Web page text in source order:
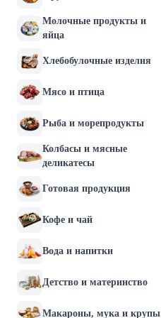
Молочные продукты и
яйца
Хлебобулочные изделия
Мясо и птица
Рыба и морепродукты
Колбасы и мясные
деликатесы
Готовая продукция
Кофе и чай
Вода и напитки
Детство и материнство
Макароны, мука и крупы